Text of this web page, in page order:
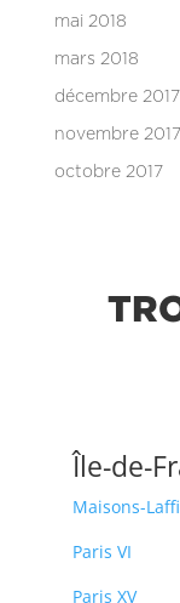
mai 2018
mars 2018
décembre 2017
novembre 2017
octobre 2017
Île-de-
Maisons-
Paris VI
Paris XV